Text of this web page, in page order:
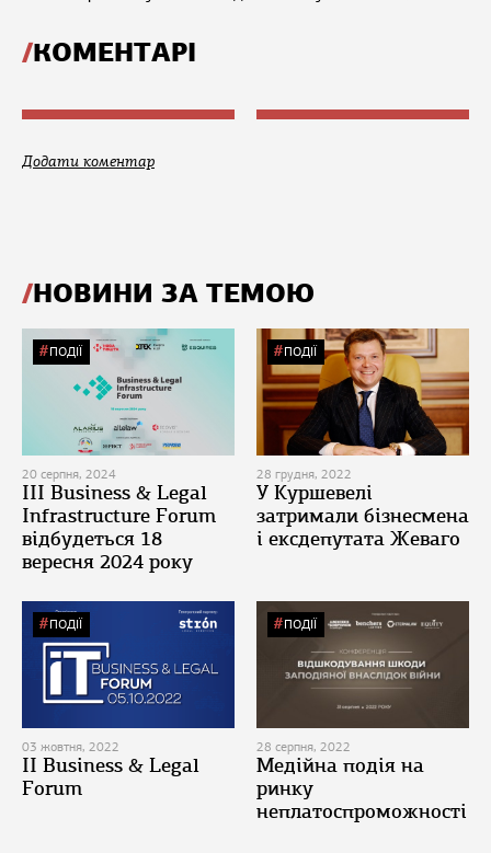
КОМЕНТАРІ
Додати коментар
НОВИНИ ЗА ТЕМОЮ
ПОДІЇ
20 серпня, 2024
ІІІ Business & Legal
Infrastructure Forum
відбудеться 18
вересня 2024 року
ПОДІЇ
28 грудня, 2022
У Куршевелі
затримали бізнесмена
і ексдепутата Жеваго
ПОДІЇ
03 жовтня, 2022
II Business & Legal
Forum
ПОДІЇ
28 серпня, 2022
Медійна подія на
ринку
неплатоспроможності